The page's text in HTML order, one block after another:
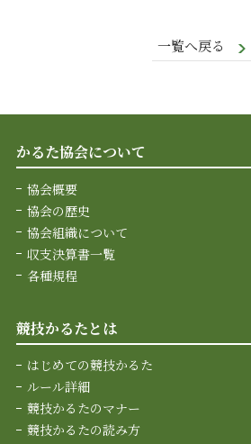
一覧へ戻る
かるた協会について
協会概要
協会の歴史
協会組織について
収支決算書一覧
各種規程
競技かるたとは
はじめての競技かるた
ルール詳細
競技かるたのマナー
競技かるたの読み方